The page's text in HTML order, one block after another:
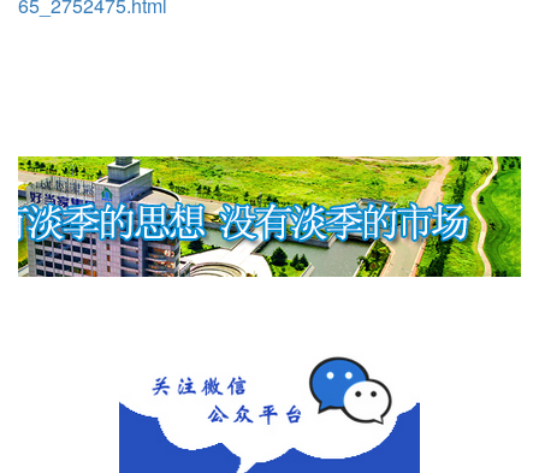
65_2752475.html